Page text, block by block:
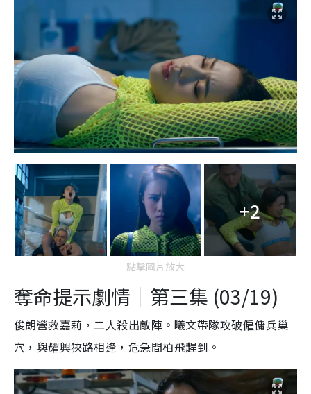
+2
點擊圖片放大
奪命提示劇情｜第三集 (03/19)
俊朗營救嘉莉，二人殺出敵陣。曦文帶隊攻破僱傭兵巢
穴，與耀興狹路相逢，危急間柏飛趕到。